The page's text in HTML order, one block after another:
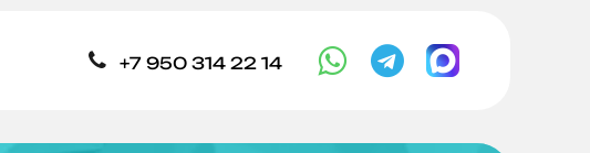
 +7 950 314 22 14  